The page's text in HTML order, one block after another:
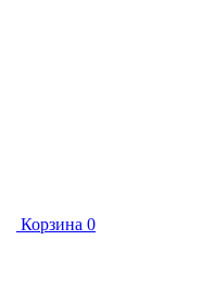
Корзина 0